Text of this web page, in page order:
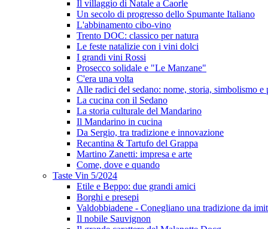
Il villaggio di Natale a Caorle
Un secolo di progresso dello Spumante Italiano
L'abbinamento cibo-vino
Trento DOC: classico per natura
Le feste natalizie con i vini dolci
I grandi vini Rossi
Prosecco solidale e "Le Manzane"
C'era una volta
Alle radici del sedano: nome, storia, simbolismo e
La cucina con il Sedano
La storia culturale del Mandarino
Il Mandarino in cucina
Da Sergio, tra tradizione e innovazione
Recantina & Tartufo del Grappa
Martino Zanetti: impresa e arte
Come, dove e quando
Taste Vin 5/2024
Etile e Beppo: due grandi amici
Borghi e presepi
Valdobbiadene - Conegliano una tradizione da
Il nobile Sauvignon